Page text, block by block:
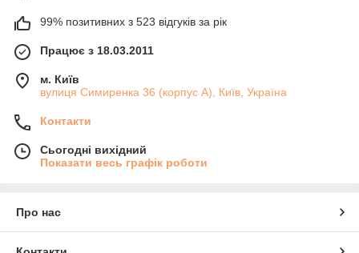
99% позитивних з 523 відгуків за рік
Працює з 18.03.2011
м. Київ
вулиця Симиренка 36 (корпус А), Київ, Україна
Контакти
Сьогодні вихідний
Показати весь графік роботи
Про нас